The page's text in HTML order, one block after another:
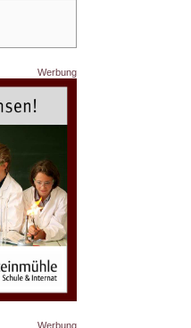
Werbung
Werbung